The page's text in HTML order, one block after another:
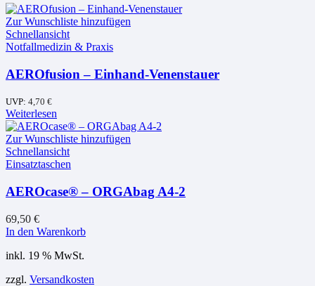
Zur Wunschliste hinzufügen
Schnellansicht
Notfallmedizin & Praxis
AEROfusion – Einhand-Venenstauer
UVP: 4,70 €
Weiterlesen
Zur Wunschliste hinzufügen
Schnellansicht
Einsatztaschen
AEROcase® – ORGAbag A4-2
69,50 €
In den Warenkorb
inkl. 19 % MwSt.
zzgl. Versandkosten